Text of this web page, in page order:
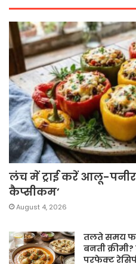
लंच में ट्राई करें आलू-पनीर
कैप्सीकम’
August 4, 2026
तलते समय फट
बनती
परफेक्ट